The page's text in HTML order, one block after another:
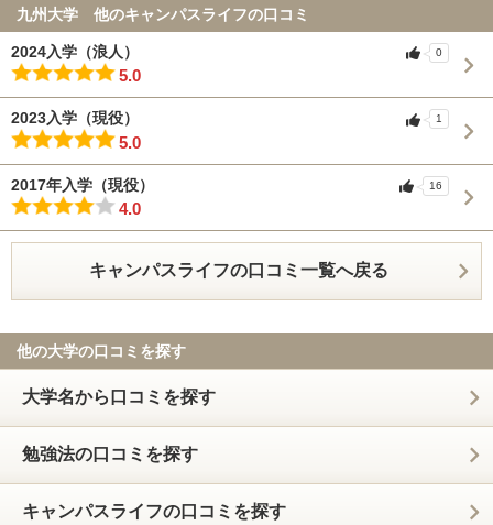
九州大学 他のキャンパスライフの口コミ
2024入学（浪人）
5.0
0
2023入学（現役）
5.0
1
2017年入学（現役）
4.0
16
キャンパスライフの口コミ一覧へ戻る
他の大学の口コミを探す
大学名から口コミを探す
勉強法の口コミを探す
キャンパスライフの口コミを探す